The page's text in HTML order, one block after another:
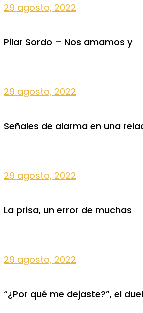
29 agosto, 2022
Pilar Sordo – Nos amamos y
29 agosto, 2022
Señales de alarma en una
29 agosto, 2022
La prisa, un error de muchas
29 agosto, 2022
“¿Por qué me dejaste?”, el